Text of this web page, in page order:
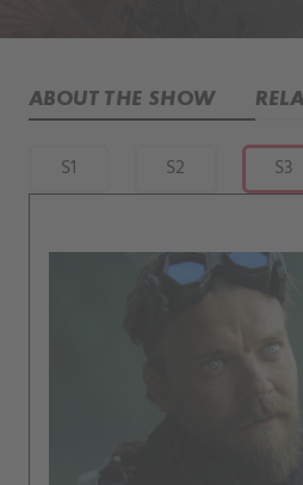
ABOUT THE SHOW
S1 S2 S3